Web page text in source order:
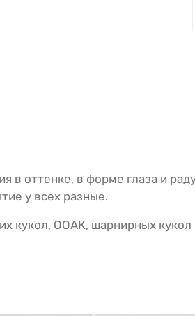
в оттенке, в форме глаза и
у всех разные.
кукол, ООАК, шарнирных кукол